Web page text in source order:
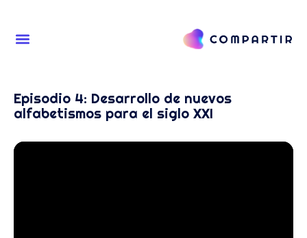
Episodio 4: Desarrollo de nuevos
alfabetismos para el siglo XXI